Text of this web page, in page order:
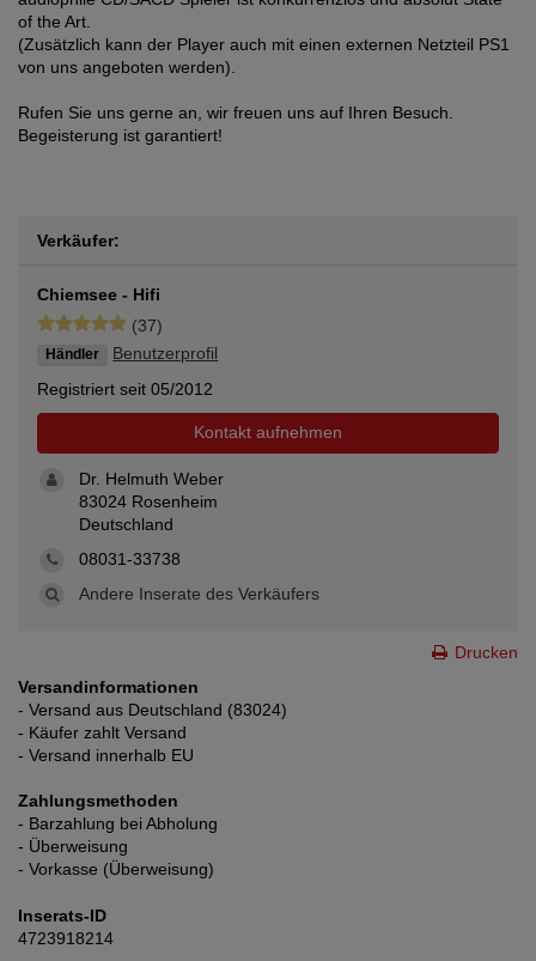
of the Art.
(Zusätzlich kann der Player auch mit einen externen Netzteil PS1
von uns angeboten werden).
Rufen Sie uns gerne an, wir freuen uns auf Ihren Besuch.
Begeisterung ist garantiert!
Verkäufer:
Chiemsee - Hifi
(37)
Händler
Benutzerprofil
Registriert seit 05/2012
Kontakt aufnehmen
Dr. Helmuth Weber
83024 Rosenheim
Deutschland
08031-33738
Andere Inserate des Verkäufers
Drucken
Versandinformationen
- Versand aus Deutschland (83024)
- Käufer zahlt Versand
- Versand innerhalb EU
Zahlungsmethoden
- Barzahlung bei Abholung
- Überweisung
- Vorkasse (Überweisung)
Inserats-ID
4723918214